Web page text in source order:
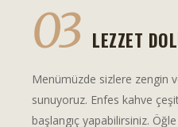
03 LEZZET
Menümüzde sizlere zengin
sunuyoruz. Enfes kahve
başlangıç yapabilirsiniz.